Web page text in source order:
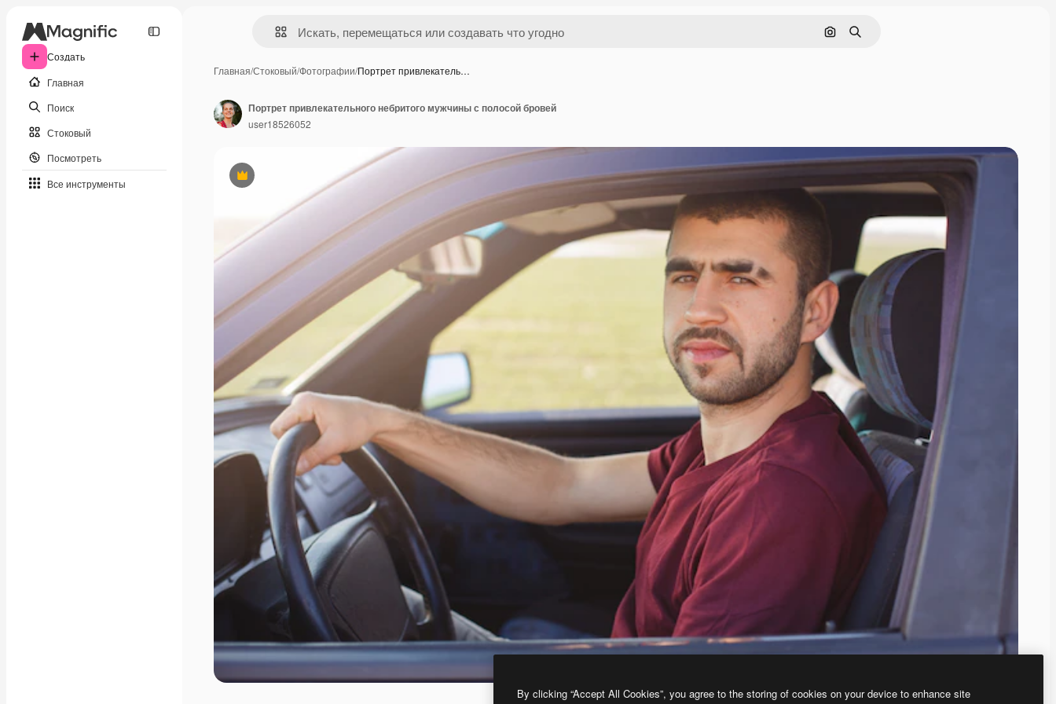
Создать
Главная
Поиск
Стоковый
Посмотреть
Все инструменты
Поиск по изображению
Поиск
Главная/Стоковый/Фотографии/Портрет привлекатель…
Премиум
Портрет привлекательного небритого мужчины с полосой бровей
user18526052
By clicking “Accept All Cookies”, you agree to the storing of cookies on your device to enhance site